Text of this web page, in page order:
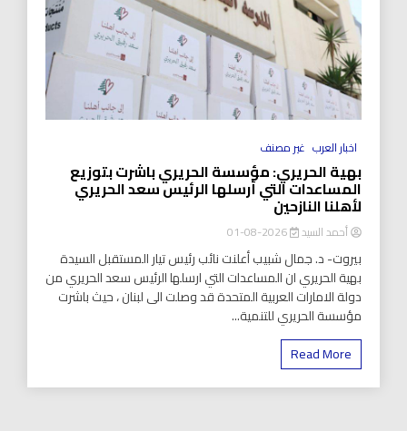
اخبار العرب غير مصنف
بهية الحريري: مؤسسة الحريري باشرت بتوزيع
المساعدات التي أرسلها الرئيس سعد الحريري
لأهلنا النازحين
أحمد السيد 2026-08-01
بيروت- د. جمال شبيب أعلنت نائب رئيس تيار المستقبل السيدة
بهية الحريري ان المساعدات التي ارسلها الرئيس سعد الحريري من
دولة الامارات العربية المتحدة قد وصلت الى لبنان ، حيث باشرت
مؤسسة الحريري للتنمية...
Read More